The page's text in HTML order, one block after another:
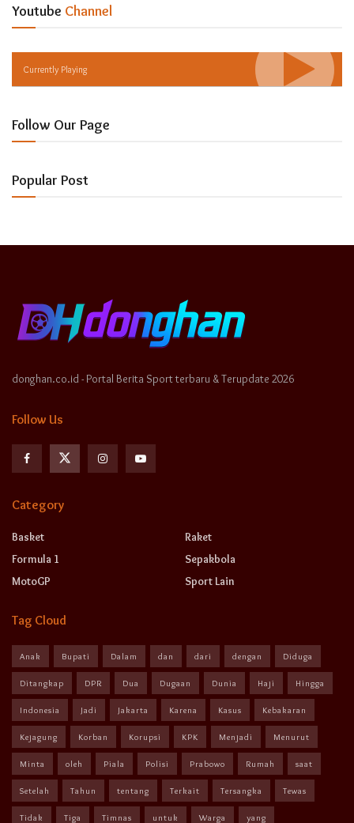
Youtube Channel
Currently Playing
Follow Our Page
Popular Post
donghan.co.id - Portal Berita Sport terbaru & Terupdate 2026
Follow Us
Category
Basket
Formula 1
MotoGP
Raket
Sepakbola
Sport Lain
Tag Cloud
Anak Bupati Dalam dan dari dengan Diduga
Ditangkap DPR Dua Dugaan Dunia Haji Hingga
Indonesia Jadi Jakarta Karena Kasus Kebakaran
Kejagung Korban Korupsi KPK Menjadi Menurut
Minta oleh Piala Polisi Prabowo Rumah saat
Setelah Tahun tentang Terkait Tersangka Tewas
Tidak Tiga Timnas untuk Warga yang